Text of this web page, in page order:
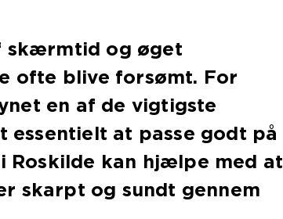
skærmtid og øget
ofte blive forsømt. For
en af de vigtigste
essentielt at passe godt på
Roskilde kan hjælpe med at
skarpt og sundt gennem